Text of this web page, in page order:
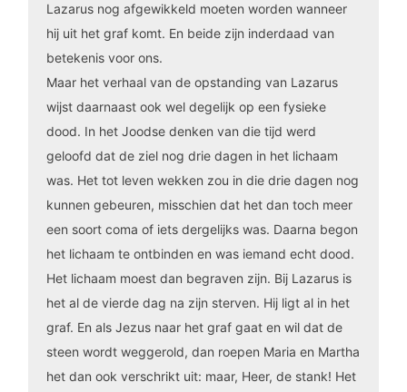
Lazarus nog afgewikkeld moeten worden wanneer
hij uit het graf komt. En beide zijn inderdaad van
betekenis voor ons.
Maar het verhaal van de opstanding van Lazarus
wijst daarnaast ook wel degelijk op een fysieke
dood. In het Joodse denken van die tijd werd
geloofd dat de ziel nog drie dagen in het lichaam
was. Het tot leven wekken zou in die drie dagen nog
kunnen gebeuren, misschien dat het dan toch meer
een soort coma of iets dergelijks was. Daarna begon
het lichaam te ontbinden en was iemand echt dood.
Het lichaam moest dan begraven zijn. Bij Lazarus is
het al de vierde dag na zijn sterven. Hij ligt al in het
graf. En als Jezus naar het graf gaat en wil dat de
steen wordt weggerold, dan roepen Maria en Martha
het dan ook verschrikt uit: maar, Heer, de stank! Het